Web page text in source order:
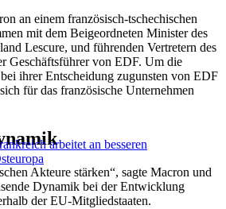
an einem französisch-tschechischen
mit dem Beigeordneten Minister des
Lescure, und führenden Vertretern des
Geschäftsführer von EDF. Um die
ihrer Entscheidung zugunsten von EDF
für das französische Unternehmen
arbeitet an besseren
Akteure stärken“, sagte Macron und
Dynamik bei der Entwicklung
der EU-Mitgliedstaaten.